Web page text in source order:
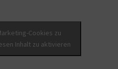
Cookies zu
Inhalt zu aktivieren